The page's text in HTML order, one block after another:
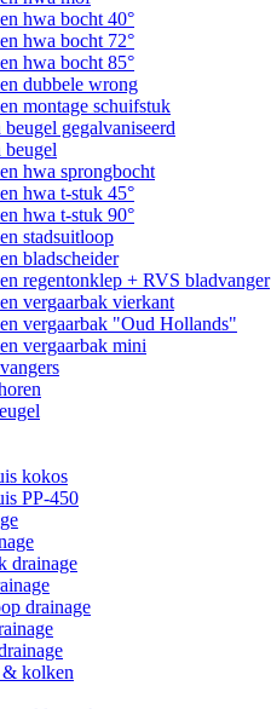
hwa bocht 40°
hwa bocht 72°
hwa bocht 85°
dubbele wrong
montage schuifstuk
gegalvaniseerd
hwa sprongbocht
hwa t-stuk 45°
hwa t-stuk 90°
stadsuitloop
bladscheider
regentonklep + RVS bladvanger
vergaarbak vierkant
vergaarbak "Oud Hollands"
vergaarbak mini
kokos
PP-450
drainage
drainage
kolken